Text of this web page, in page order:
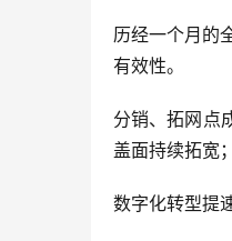
历经一个月的
有效性。
分销、拓网点
盖面持续拓宽；
数字化转型提